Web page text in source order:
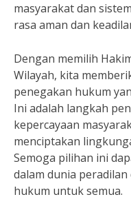
masyarakat dan
rasa aman dan
Dengan memilih
Wilayah, kita
penegakan hukum
Ini adalah langkah
kepercayaan
menciptakan
Semoga pilihan ini
dalam dunia
hukum untuk semua.